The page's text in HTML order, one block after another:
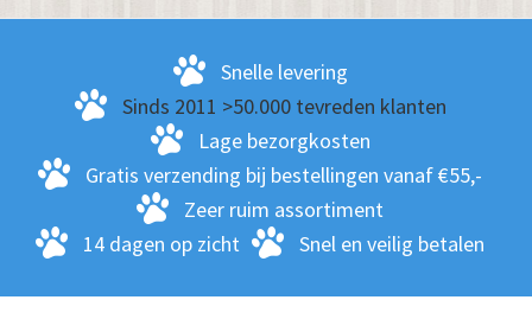
Snelle levering
Sinds 2011 >50.000 tevreden klanten
Lage bezorgkosten
Gratis verzending bij bestellingen vanaf €55,-
Zeer ruim assortiment
14 dagen op zicht
Snel en veilig betalen